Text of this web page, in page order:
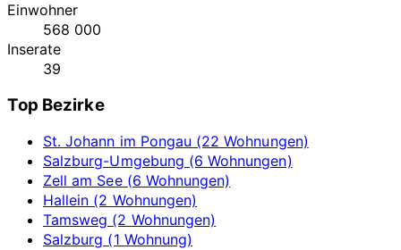
Einwohner
568 000
Inserate
39
Top Bezirke
St. Johann im Pongau (22 Wohnungen)
Salzburg-Umgebung (6 Wohnungen)
Zell am See (6 Wohnungen)
Hallein (2 Wohnungen)
Tamsweg (2 Wohnungen)
Salzburg (1 Wohnung)